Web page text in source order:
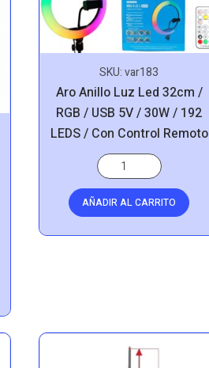
SKU:var183
Aro Anillo Luz Led 32cm /
RGB / USB 5V / 30W / 192
LEDS / Con Control Remoto
AÑADIR AL CARRITO